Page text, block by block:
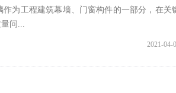
作为工程建筑幕墙、门窗构件的一部分，在关
问...
2021-04-